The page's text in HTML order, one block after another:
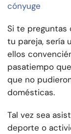
cónyuge
Si te preguntas
tu pareja, sería
ellos
pasatiempo
que no
domésticas.
Tal vez sea
deporte o